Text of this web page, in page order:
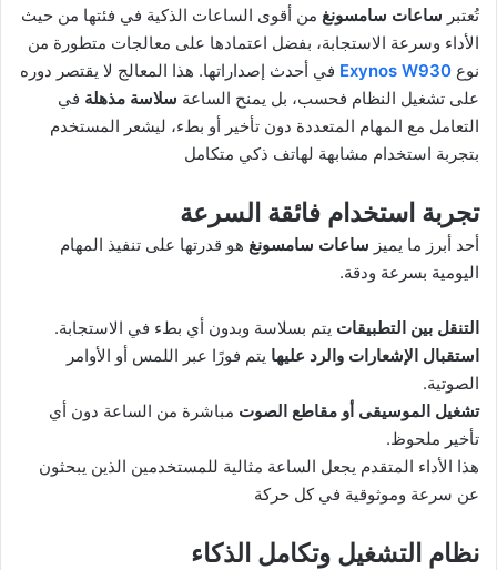
تُعتبر ساعات سامسونغ من أقوى الساعات الذكية في فئتها من حيث
الأداء وسرعة الاستجابة، بفضل اعتمادها على معالجات متطورة من
نوع Exynos W930 في أحدث إصداراتها. هذا المعالج لا يقتصر دوره
على تشغيل النظام فحسب، بل يمنح الساعة سلاسة مذهلة في
التعامل مع المهام المتعددة دون تأخير أو بطء، ليشعر المستخدم
بتجربة استخدام مشابهة لهاتف ذكي متكامل
تجربة استخدام فائقة السرعة
أحد أبرز ما يميز ساعات سامسونغ هو قدرتها على تنفيذ المهام
اليومية بسرعة ودقة.
التنقل بين التطبيقات يتم بسلاسة وبدون أي بطء في الاستجابة.
استقبال الإشعارات والرد عليها يتم فورًا عبر اللمس أو الأوامر
الصوتية.
تشغيل الموسيقى أو مقاطع الصوت مباشرة من الساعة دون أي
تأخير ملحوظ.
هذا الأداء المتقدم يجعل الساعة مثالية للمستخدمين الذين يبحثون
عن سرعة وموثوقية في كل حركة
نظام التشغيل وتكامل الذكاء